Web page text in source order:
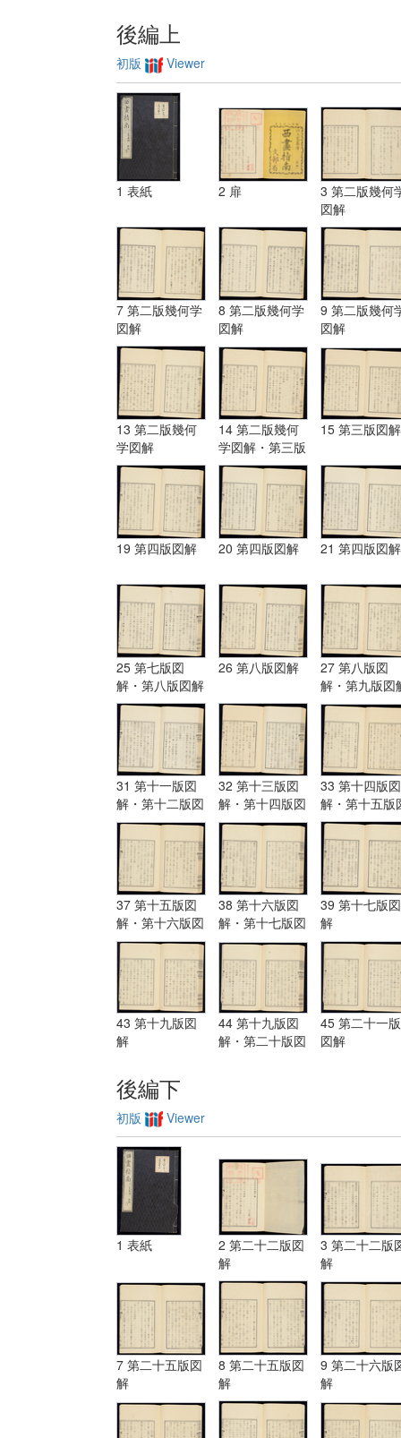
後編上
初版 Viewer
1 表紙 2 扉
3 第二版幾何
図解
7 第二版幾何学
図解
8 第二版幾何学
図解
9 第二版幾何
図解
13 第二版幾何
学図解
14 第二版幾何
学図解・第三版
図解
15 第三版図解
19 第四版図解 20 第四版図解 21 第四版図解
25 第七版図
解・第八版図解
26 第八版図解
27 第八版図
解・第九版図
31 第十一版図
解・第十二版図
解・第十三版図
解
32 第十三版図
解・第十四版図
解
33 第十四版図
解・第十五版
解
37 第十五版図
解・第十六版図
解
38 第十六版図
解・第十七版図
解
39 第十七版図
解
43 第十九版図
解
44 第十九版図
解・第二十版図
45 第二十一版
図解
後編下
初版 Viewer
1 表紙
2 第二十二版図
解
3 第二十二版
解
7 第二十五版図
解
8 第二十五版図
解
9 第二十六版
解